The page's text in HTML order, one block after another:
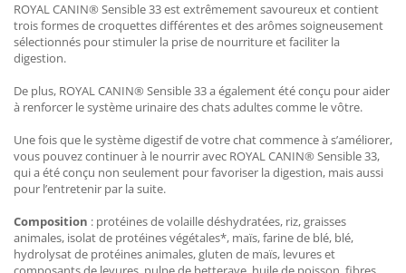
ROYAL CANIN® Sensible 33 est extrêmement savoureux et contient
trois formes de croquettes différentes et des arômes soigneusement
sélectionnés pour stimuler la prise de nourriture et faciliter la
digestion.
De plus, ROYAL CANIN® Sensible 33 a également été conçu pour aider
à renforcer le système urinaire des chats adultes comme le vôtre.
Une fois que le système digestif de votre chat commence à s’améliorer,
vous pouvez continuer à le nourrir avec ROYAL CANIN® Sensible 33,
qui a été conçu non seulement pour favoriser la digestion, mais aussi
pour l’entretenir par la suite.
Composition : protéines de volaille déshydratées, riz, graisses
animales, isolat de protéines végétales*, maïs, farine de blé, blé,
hydrolysat de protéines animales, gluten de maïs, levures et